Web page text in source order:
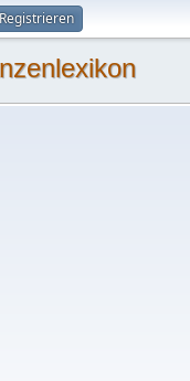
Registrieren